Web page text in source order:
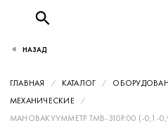
ГЛАВНАЯ КАТАЛОГ
МЕХАНИЧЕСКИЕ
МАНОВАКУУММЕТР ТМВ-310Р.00 (-0,1-
НАЗАД